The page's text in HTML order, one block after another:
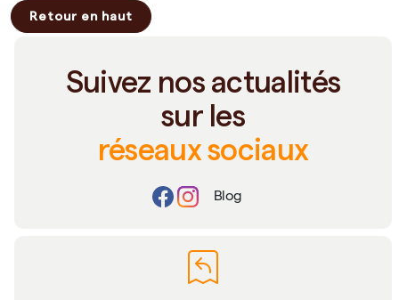
Retour en haut
Suivez nos actualités
sur les
réseaux sociaux
Blog